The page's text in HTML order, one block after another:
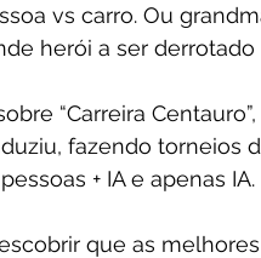
vs carro. Ou
herói a ser
“Carreira
fazendo torneios
+ IA e apenas IA.
que as